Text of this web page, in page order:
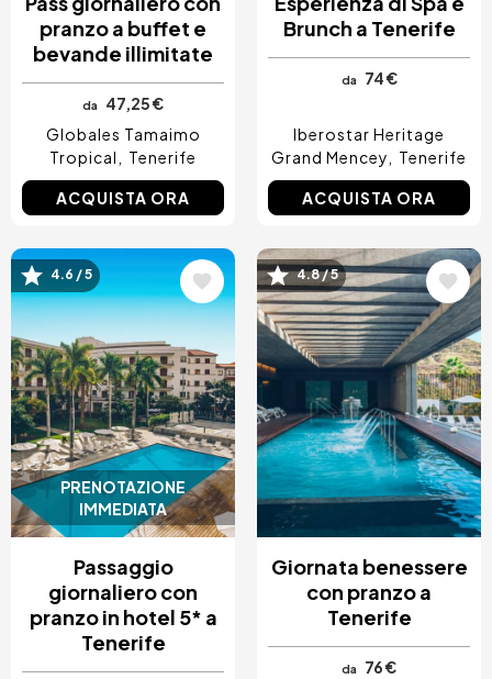
pranzo a buffet e
bevande illimitate
da
47,25 €
Globales Tamaimo
Tropical
Tenerife
ACQUISTA ORA
Brunch a Tenerife
da 74 €
Iberostar Heritage
Grand Mencey
Tenerife
ACQUISTA ORA
PRENOTAZIONE
IMMEDIATA
Immagine
4.6 / 5
Passaggio
giornaliero con
pranzo in hotel 5* a
Tenerife
Immagine
4.8 / 5
Giornata benessere
con pranzo a
Tenerife
da 76 €